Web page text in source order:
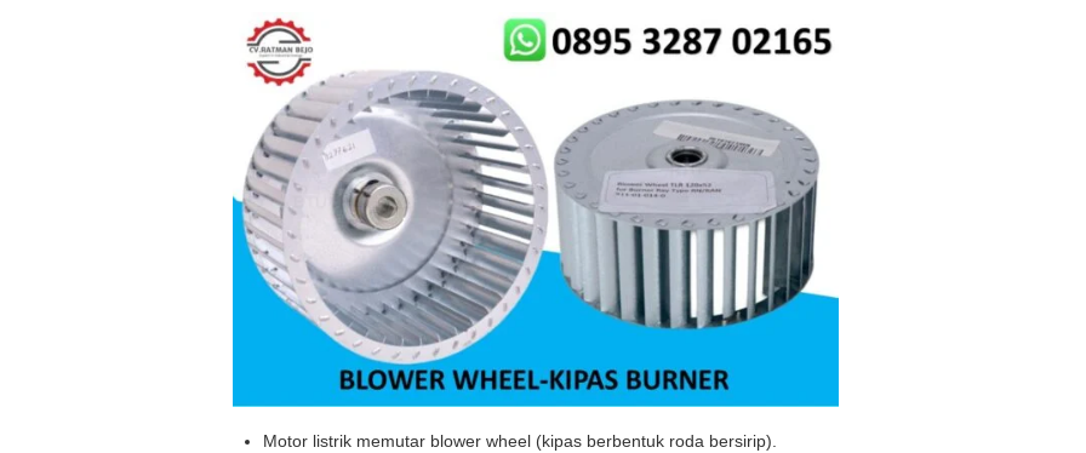
Motor listrik memutar blower wheel (kipas berbentuk roda bersirip).